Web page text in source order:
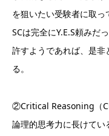
を狙いたい受験者に取っ
SCは完全にY.E.S頼みだ
許すようであれば、是
る。
②Critical Reasoning（
論理的思考力に長けて